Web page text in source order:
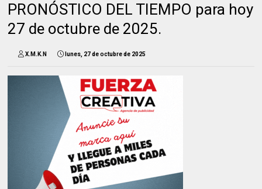
PRONÓSTICO DEL TIEMPO para hoy
27 de octubre de 2025.
X.M.K.N lunes, 27 de octubre de 2025